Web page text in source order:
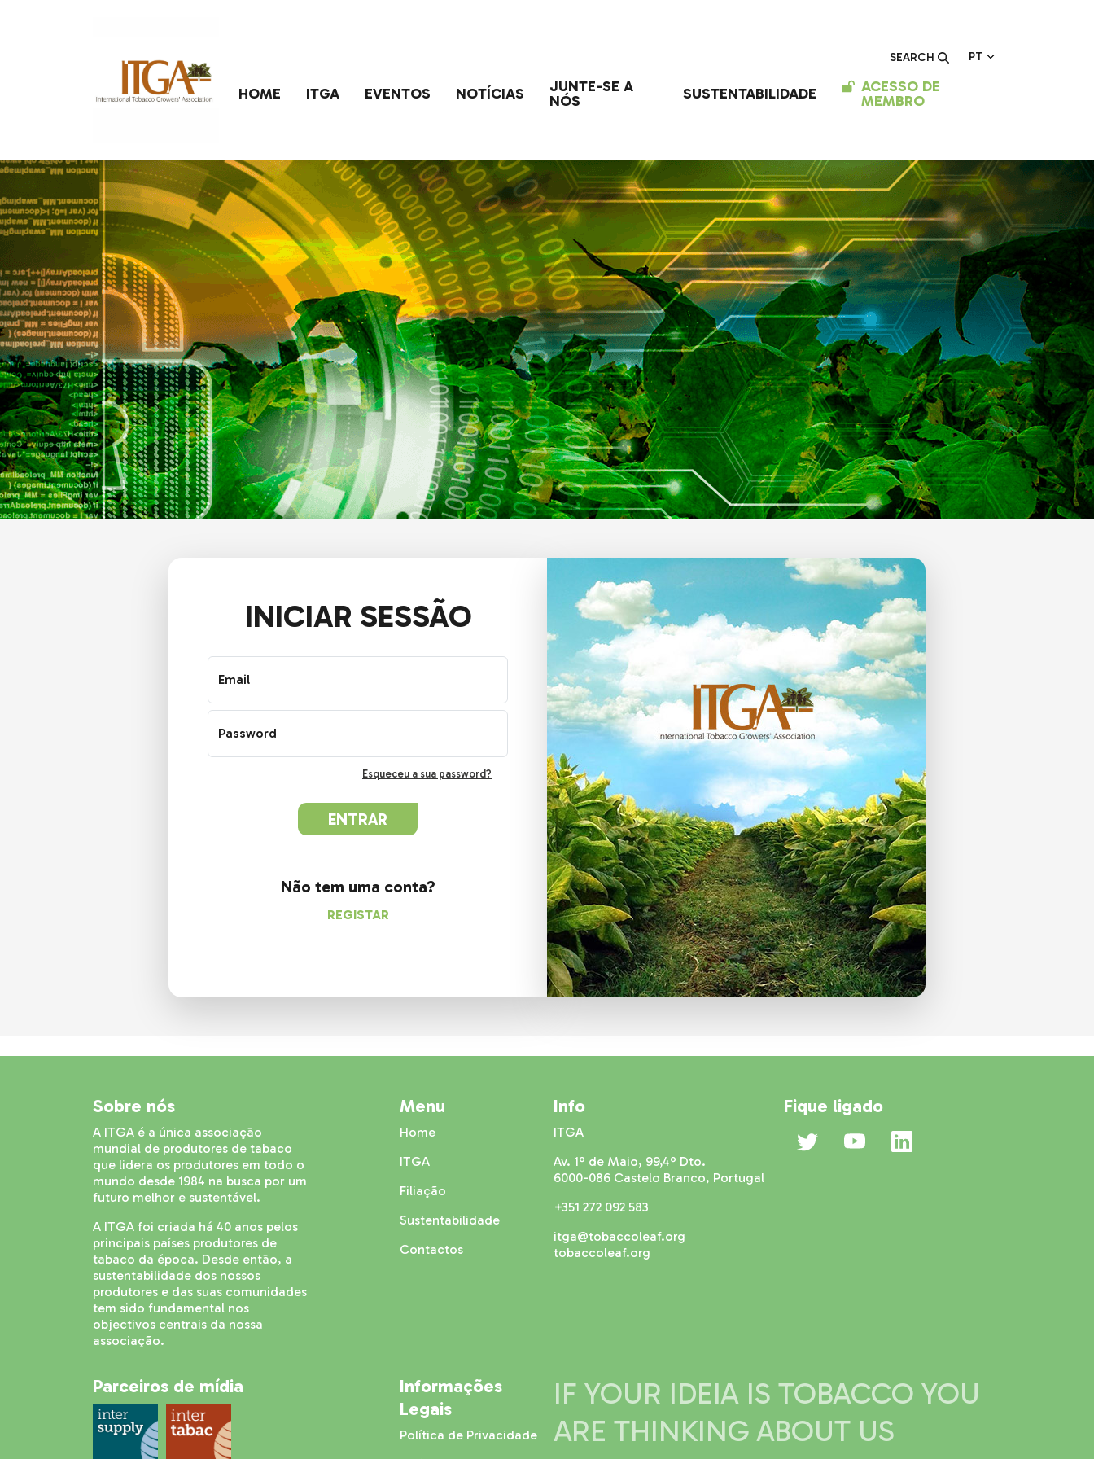
SEARCH PT
HOME ITGA EVENTOS NOTÍCIAS
JUNTE-SE A
NÓS
SUSTENTABILIDADE
ACESSO DE
MEMBRO
INICIAR SESSÃO
Email
Password
Esqueceu a sua password?
Não tem uma conta?
REGISTAR
Sobre nós
A ITGA é a única associação
mundial de produtores de tabaco
que lidera os produtores em todo o
mundo desde 1984 na busca por um
futuro melhor e sustentável.
A ITGA foi criada há 40 anos pelos
principais países produtores de
tabaco da época. Desde então, a
sustentabilidade dos nossos
produtores e das suas comunidades
tem sido fundamental nos
objectivos centrais da nossa
associação.
Menu
Home
ITGA
Filiação
Sustentabilidade
Contactos
Info
ITGA
Av. 1º de Maio, 99,4º Dto.
6000-086 Castelo Branco, Portugal
+351 272 092 583
itga@tobaccoleaf.org
tobaccoleaf.org
Fique ligado
Parceiros de mídia
Informações
Legais
Política de Privacidade
IF YOUR IDEIA IS TOBACCO YOU
ARE THINKING ABOUT US